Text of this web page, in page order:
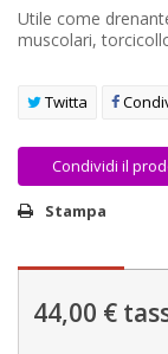
ARTICOLI IN
AREA RIVENDITORI
DICONO DI NOI
Utile come
muscolari,
Twitta
Condividi il
Stampa
44,00 €